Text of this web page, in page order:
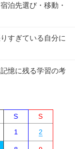
泊先選び・移動・
すぎている自分に
憶に残る学習の考
S
S
1
2